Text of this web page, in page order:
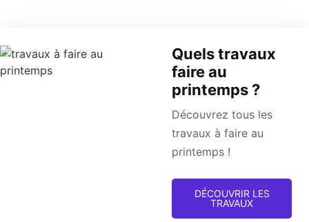
Quels travaux
faire au
printemps ?
Découvrez tous les
travaux à faire au
printemps !
DÉCOUVRIR LES
TRAVAUX